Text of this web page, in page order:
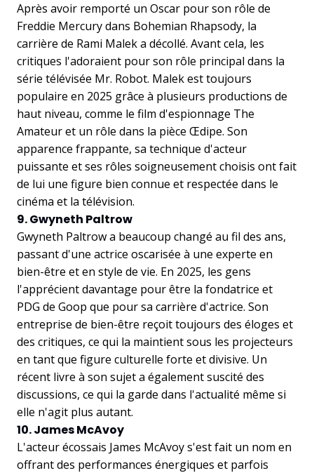
Après avoir remporté un Oscar pour son rôle de
Freddie Mercury dans Bohemian Rhapsody, la
carrière de Rami Malek a décollé. Avant cela, les
critiques l'adoraient pour son rôle principal dans la
série télévisée Mr. Robot. Malek est toujours
populaire en 2025 grâce à plusieurs productions de
haut niveau, comme le film d'espionnage The
Amateur et un rôle dans la pièce Œdipe. Son
apparence frappante, sa technique d'acteur
puissante et ses rôles soigneusement choisis ont fait
de lui une figure bien connue et respectée dans le
cinéma et la télévision.
9. Gwyneth Paltrow
Gwyneth Paltrow a beaucoup changé au fil des ans,
passant d'une actrice oscarisée à une experte en
bien-être et en style de vie. En 2025, les gens
l'apprécient davantage pour être la fondatrice et
PDG de Goop que pour sa carrière d'actrice. Son
entreprise de bien-être reçoit toujours des éloges et
des critiques, ce qui la maintient sous les projecteurs
en tant que figure culturelle forte et divisive. Un
récent livre à son sujet a également suscité des
discussions, ce qui la garde dans l'actualité même si
elle n'agit plus autant.
10. James McAvoy
L'acteur écossais James McAvoy s'est fait un nom en
offrant des performances énergiques et parfois